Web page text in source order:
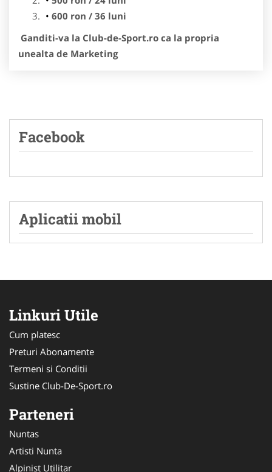
600 ron / 36 luni
Ganditi-va la Club-de-Sport.ro ca la propria
unealta de Marketing
Facebook
Aplicatii mobil
Linkuri Utile
Cum platesc
Preturi Abonamente
Termeni si Conditii
Sustine Club-De-Sport.ro
Parteneri
Nuntas
Artisti Nunta
Alpinist Utilitar